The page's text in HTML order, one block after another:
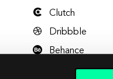
Clutch
Dribbble
Behance